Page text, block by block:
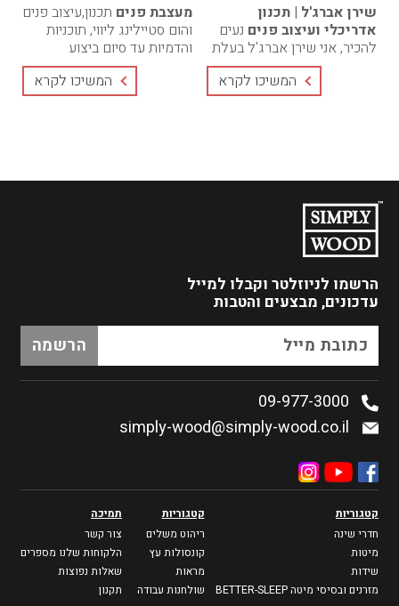
שירן אברג'ל | תכנון
אדריכלי ועיצוב פנים נעים
להכיר, אני שירן אברג'ל בעלת
הסטודיו.מאז ומתמיד ידעתי
שאדריכלות ועיצוב פנים הם
הרבה יותר ...
המשיכו לקרא
מעצבת פנים תכנון,עיצוב פנים
והום סטיילינג ליווי, תוכניות
והדמיות עד סיום ביצוע
הפרוייקט. מחירים
אטרקטיביים, חבילות בהתאמה
המשיכו לקרא
הרשמו לניוזלטר וקבלו למייל
עדכונים, מבצעים והטבות
09-977-3000
simply-wood@simply-wood.co.il
קטגוריות
חדרי שינה
מיטות
שידות
מזרנים ובסיסי מיטה BETTER-SLEEP
קטגוריות
ריהוט משלים
קונסולות עץ
מראות
שולחנות עבודה
תמיכה
צור קשר
הלקוחות שלנו מספרים
שאלות נפוצות
תקנון